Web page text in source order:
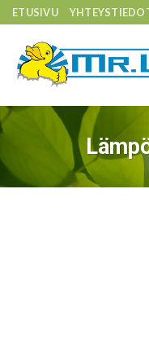
Skip
to
content
ETUSIVU